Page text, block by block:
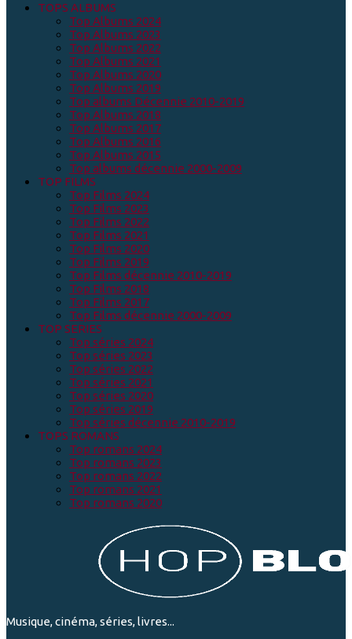
TOPS ALBUMS
Top Albums 2024
Top Albums 2023
Top Albums 2022
Top Albums 2021
Top Albums 2020
Top Albums 2019
Top albums Décennie 2010-2019
Top Albums 2018
Top Albums 2017
Top Albums 2016
Top Albums 2015
Top albums décennie 2000-2009
TOP FILMS
Top Films 2024
Top Films 2023
Top Films 2022
Top Films 2021
Top Films 2020
Top Films 2019
Top Films décennie 2010-2019
Top Films 2018
Top Films 2017
Top Films décennie 2000-2009
TOP SERIES
Top séries 2024
Top séries 2023
Top séries 2022
Top séries 2021
Top séries 2020
Top séries 2019
Top séries décennie 2010-2019
TOPS ROMANS
Top romans 2024
Top romans 2023
Top romans 2022
Top romans 2021
Top romans 2020
Musique, cinéma, séries, livres...